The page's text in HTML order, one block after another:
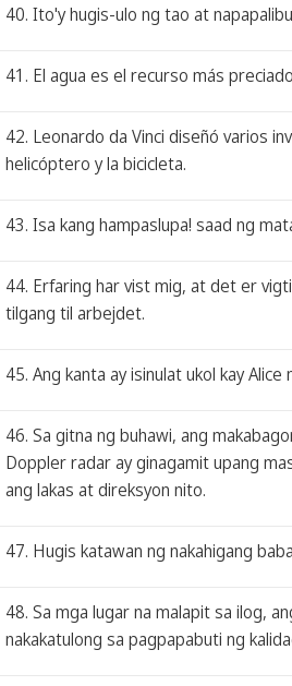
40. Ito'y hugis-ulo ng tao at
41. El agua es el recurso más
42. Leonardo da Vinci diseñó varios
helicóptero y la bicicleta.
43. Isa kang hampaslupa! saad ng
44. Erfaring har vist mig, at det er
tilgang til arbejdet.
45. Ang kanta ay isinulat ukol kay Alice
46. Sa gitna ng buhawi, ang
Doppler radar ay ginagamit upang
ang lakas at direksyon nito.
47. Hugis katawan ng nakahigang
48. Sa mga lugar na malapit sa ilog,
nakakatulong sa pagpapabuti ng